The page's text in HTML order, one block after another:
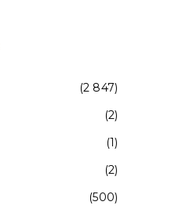
(2 847)
(2)
(1)
(2)
(500)